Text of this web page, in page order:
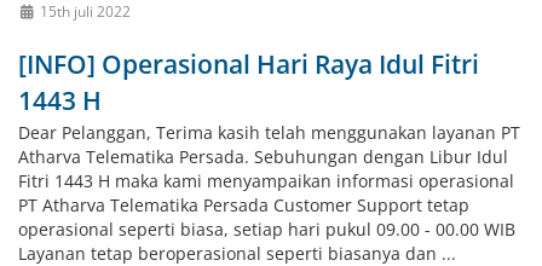
15th juli 2022
[INFO] Operasional Hari Raya Idul Fitri
1443 H
Dear Pelanggan, Terima kasih telah menggunakan layanan PT
Atharva Telematika Persada. Sebuhungan dengan Libur Idul
Fitri 1443 H maka kami menyampaikan informasi operasional
PT Atharva Telematika Persada Customer Support tetap
operasional seperti biasa, setiap hari pukul 09.00 - 00.00 WIB
Layanan tetap beroperasional seperti biasanya dan ...